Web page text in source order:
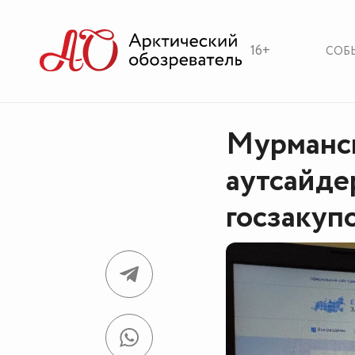
16+